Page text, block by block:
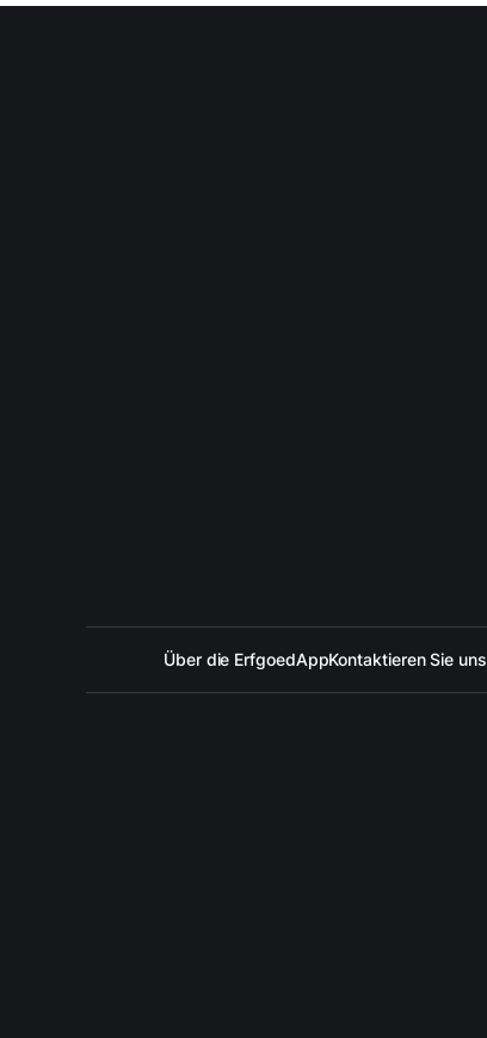
Über die ErfgoedAppKontaktieren Sie uns